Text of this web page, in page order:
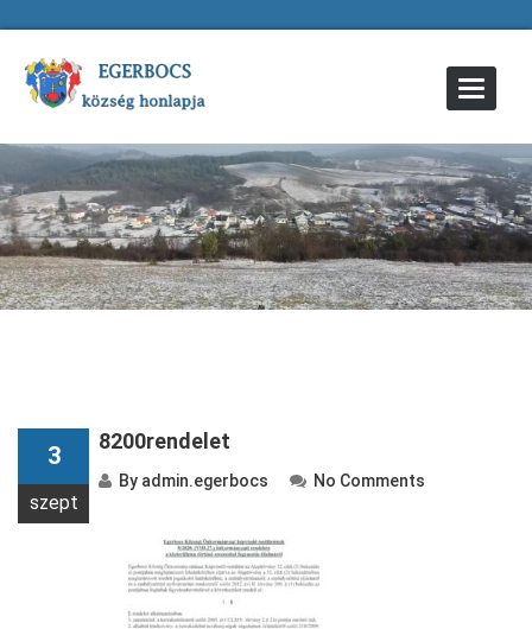
Toggle
3
szept
8200rendelet
By admin.egerbocs No Comments